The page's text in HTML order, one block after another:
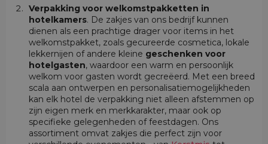
Verpakking voor welkomstpakketten in
hotelkamers. De zakjes van ons bedrijf kunnen
dienen als een prachtige drager voor items in het
welkomstpakket, zoals gecureerde cosmetica, lokale
lekkernijen of andere kleine geschenken voor
hotelgasten, waardoor een warm en persoonlijk
welkom voor gasten wordt gecreëerd. Met een breed
scala aan ontwerpen en personalisatiemogelijkheden
kan elk hotel de verpakking niet alleen afstemmen op
zijn eigen merk en merkkarakter, maar ook op
specifieke gelegenheden of feestdagen. Ons
assortiment omvat zakjes die perfect zijn voor